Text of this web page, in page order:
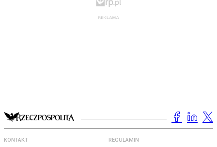
KONTAKT REGULAMIN